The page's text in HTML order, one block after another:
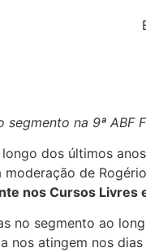
na 9ª ABF
dos últimos
de
nos Cursos Livres
no segmento ao
nos atingem nos